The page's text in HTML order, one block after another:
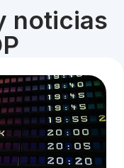
noticias